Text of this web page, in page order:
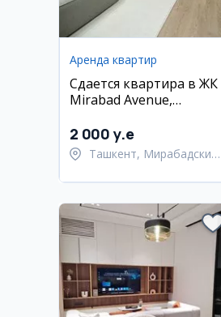
Аренда квартир
Сдается квартира в ЖК
Mirabad Avenue,
кв.м.
2 000 y.e
Ташкент, Мирабадский